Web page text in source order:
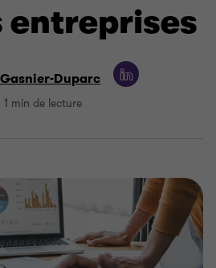
entreprises
Duparc
1 min de lecture